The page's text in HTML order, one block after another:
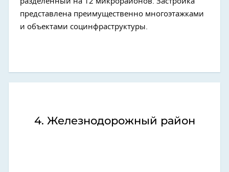
представлена преимущественно многоэтажками
и объектами социнфраструктуры.
4. Железнодорожный район